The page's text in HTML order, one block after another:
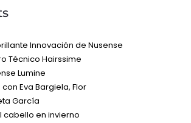
Innovación de Nusense
Técnico Hairssime
Lumine
Eva Bargiela, Flor
García
cabello en invierno